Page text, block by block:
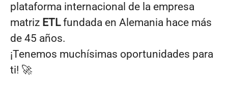
plataforma internacional de la empresa
matriz ETLfundada en Alemania hace más
de 45 años.
¡Tenemos muchísimas oportunidades para
ti! 🚀